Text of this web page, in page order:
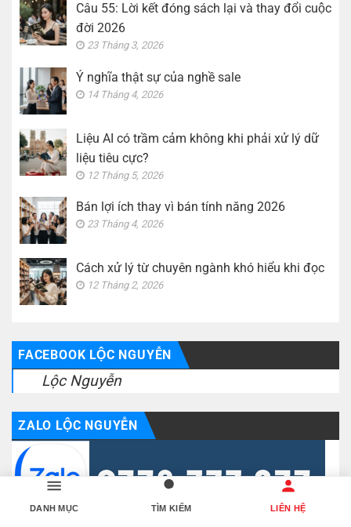
Câu 55: Lời kết đóng sách lại và thay đổi cuộc
đời 2026
23 Tháng 3, 2026
Ý nghĩa thật sự của nghề sale
14 Tháng 4, 2026
Liệu AI có trầm cảm không khi phải xử lý dữ
liệu tiêu cực?
12 Tháng 5, 2026
Bán lợi ích thay vì bán tính năng 2026
23 Tháng 4, 2026
Cách xử lý từ chuyên ngành khó hiểu khi đọc
12 Tháng 2, 2026
FACEBOOK LỘC NGUYỄN
Lộc Nguyễn
ZALO LỘC NGUYỄN
DANH MỤC TÌM KIẾM LIÊN HỆ